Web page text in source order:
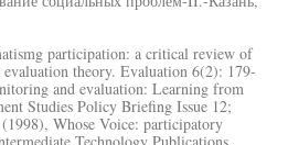
participation: a critical review of
theory. Evaluation 6(2): 179-
and evaluation: Learning from
Studies Policy Briefing Issue 12;
Whose Voice: participatory